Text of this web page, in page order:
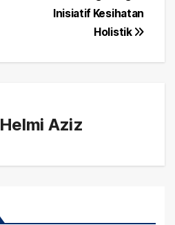
Inisiatif Kesihatan
Holistik
Helmi Aziz